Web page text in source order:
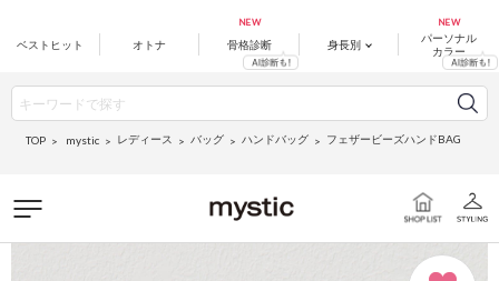
ベストヒット オトナ 骨格診断 身長別
パーソナル
カラー
TOP mystic レディース バッグ ハンドバッグ フェザービーズハンドBAG